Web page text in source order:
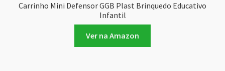
Carrinho Mini Defensor GGB Plast Brinquedo Educativo
Infantil
Ver na Amazon